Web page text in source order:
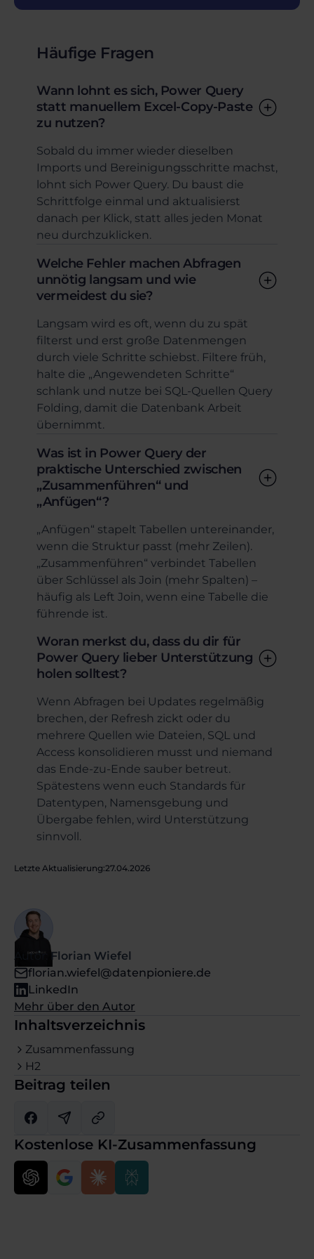
Häufige Fragen
Wann lohnt es sich, Power Query
statt manuellem Excel-Copy-Paste
zu nutzen?
Sobald du immer wieder dieselben
Imports und Bereinigungsschritte machst,
lohnt sich Power Query. Du baust die
Schrittfolge einmal und aktualisierst
danach per Klick, statt alles jeden Monat
neu durchzuklicken.
Welche Fehler machen Abfragen
unnötig langsam und wie
vermeidest du sie?
Langsam wird es oft, wenn du zu spät
filterst und erst große Datenmengen
durch viele Schritte schiebst. Filtere früh,
halte die „Angewendeten Schritte“
schlank und nutze bei SQL-Quellen Query
Folding, damit die Datenbank Arbeit
übernimmt.
Was ist in Power Query der
praktische Unterschied zwischen
„Zusammenführen“ und
„Anfügen“?
„Anfügen“ stapelt Tabellen untereinander,
wenn die Struktur passt (mehr Zeilen).
„Zusammenführen“ verbindet Tabellen
über Schlüssel als Join (mehr Spalten) –
häufig als Left Join, wenn eine Tabelle die
führende ist.
Woran merkst du, dass du dir für
Power Query lieber Unterstützung
holen solltest?
Wenn Abfragen bei Updates regelmäßig
brechen, der Refresh zickt oder du
mehrere Quellen wie Dateien, SQL und
Access konsolidieren musst und niemand
das Ende-zu-Ende sauber betreut.
Spätestens wenn euch Standards für
Datentypen, Namensgebung und
Übergabe fehlen, wird Unterstützung
sinnvoll.
Letzte Aktualisierung:27.04.2026
Autor: Florian Wiefel
florian.wiefel@datenpioniere.de
LinkedIn
Mehr über den Autor
Inhaltsverzeichnis
Zusammenfassung
H2
Beitrag teilen
Kostenlose KI-Zusammenfassung